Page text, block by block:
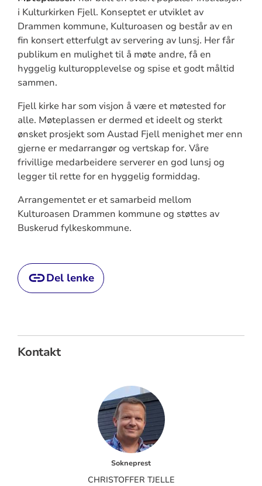
i Kulturkirken Fjell. Konseptet er utviklet av
Drammen kommune, Kulturoasen og består av en
fin konsert etterfulgt av servering av lunsj. Her får
publikum en mulighet til å møte andre, få en
hyggelig kulturopplevelse og spise et godt måltid
sammen.
Fjell kirke har som visjon å være et møtested for
alle. Møteplassen er dermed et ideelt og sterkt
ønsket prosjekt som Austad Fjell menighet mer enn
gjerne er medarrangør og vertskap for. Våre
frivillige medarbeidere serverer en god lunsj og
legger til rette for en hyggelig formiddag.
Arrangementet er et samarbeid mellom
Kulturoasen Drammen kommune og støttes av
Buskerud fylkeskommune.
Del lenke
Kontakt
Sokneprest
CHRISTOFFER TJELLE